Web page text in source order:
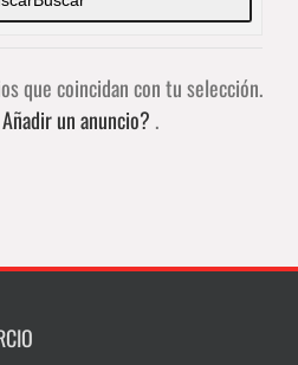
que coincidan con tu selección.
Añadir un anuncio? .